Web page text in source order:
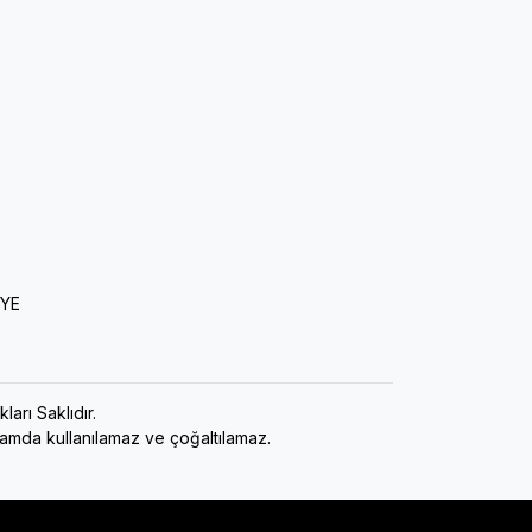
Saklıdır.
kullanılamaz ve çoğaltılamaz.